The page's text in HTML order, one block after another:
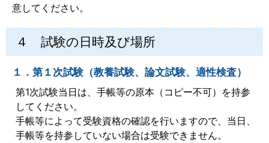
意してください。
４ 試験の日時及び場所
１．第１次試験（教養試験、論文試験、適性検査）
第1次試験当日は、手帳等の原本（コピー不可）を持参
してください。
手帳等によって受験資格の確認を行いますので、当日、
手帳等を持参していない場合は受験できません。